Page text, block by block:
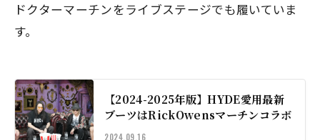
ドクターマーチンをライブステージでも履いていま
す。
【2024-2025年版】HYDE愛用最新
ブーツはRickOwensマーチンコラボ
2024.09.16